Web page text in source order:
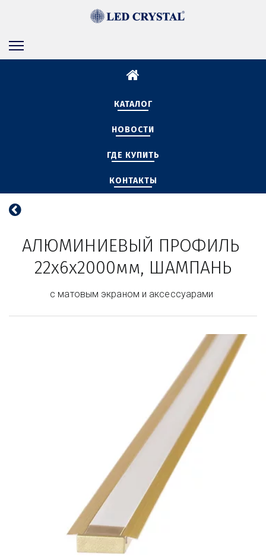
КАТАЛОГ
НОВОСТИ
ГДЕ КУПИТЬ
КОНТАКТЫ
АЛЮМИНИЕВЫЙ ПРОФИЛЬ
22х6х2000мм, ШАМПАНЬ
с матовым экраном и аксессуарами